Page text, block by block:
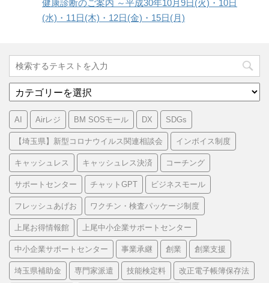
健康診断のご案内 ～平成30年10月9日(火)・10日
(水)・11日(木)・12日(金)・15日(月)
テ
ゴ
リ
AI Airレジ BM SOSモール DX SDGs
【埼玉県】新型コロナウイルス関連相談会 インボイス制度
キャッシュレス キャッシュレス決済 コーチング
サポートセンター チャットGPT ビジネスモール
フレッシュあげお ワクチン・検査パッケージ制度
上尾お得情報館 上尾中小企業サポートセンター
中小企業サポートセンター 事業承継 創業 創業支援
埼玉県補助金 専門家派遣 技能検定料 改正電子帳簿保存法